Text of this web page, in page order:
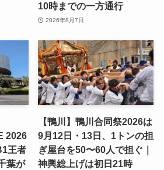
10時までの一方通行
2026年8月7日
2026
王者
葉が
【鴨川】鴨川合同祭2026は
9月12日・13日、1トンの担
ぎ屋台を50〜60人で担ぐ｜
神輿総上げは初日21時